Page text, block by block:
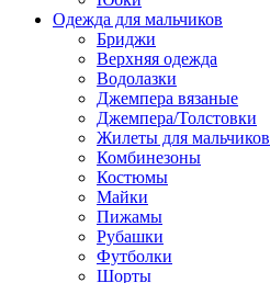
Одежда для мальчиков
Бриджи
Верхняя одежда
Водолазки
Джемпера вязаные
Джемпера/Толстовки
Жилеты для мальчиков
Комбинезоны
Костюмы
Майки
Пижамы
Рубашки
Футболки
Шорты